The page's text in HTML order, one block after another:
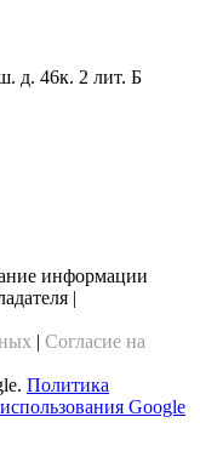
д. 46к. 2 лит. Б
информации
|
| Согласие на
Политика
Google